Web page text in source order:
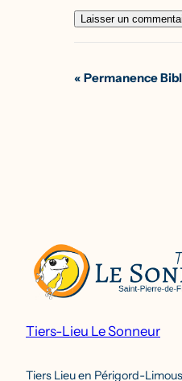
Navigation
« Permanence
Tiers-Lieu Le Sonneur
Tiers Lieu en Périgord-